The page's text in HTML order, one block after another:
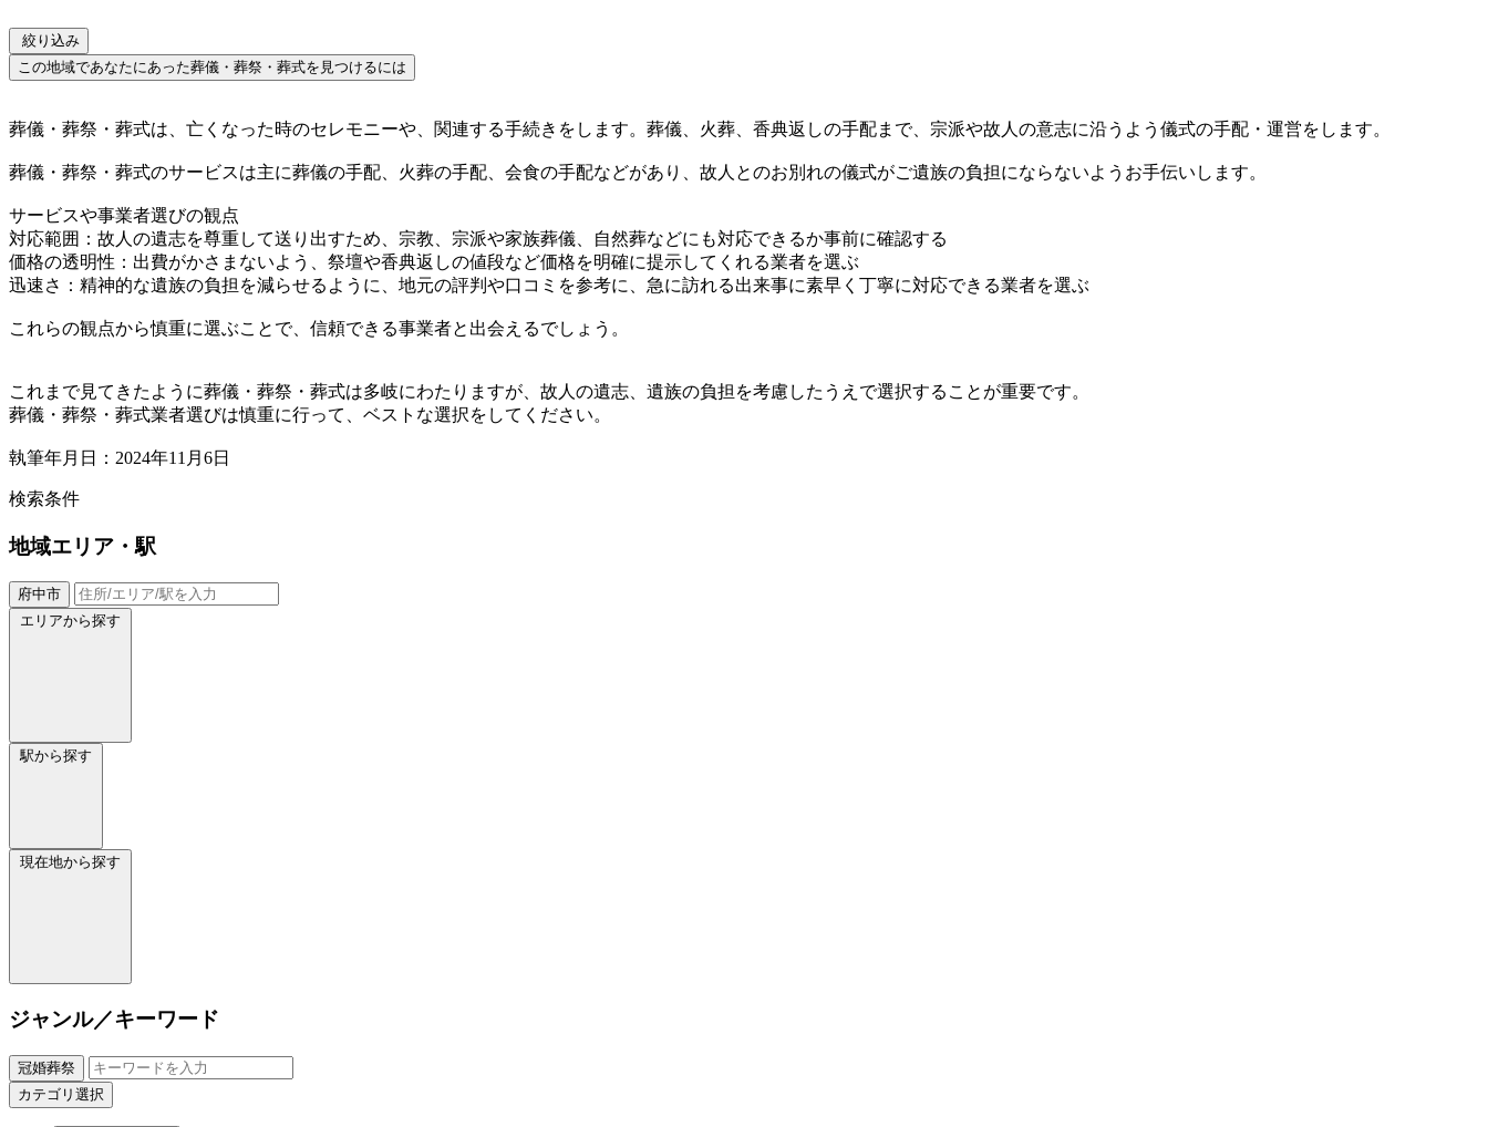
絞り込み
この地域であなたにあった葬儀・葬祭・葬式を見つけるには
葬儀・葬祭・葬式は、亡くなった時のセレモニーや、関連する手続きをします。葬儀、火葬、香典返しの手配まで、宗派や故人の意志に沿うよう儀式の手配・運営をします。
葬儀・葬祭・葬式のサービスは主に葬儀の手配、火葬の手配、会食の手配などがあり、故人とのお別れの儀式がご遺族の負担にならないようお手伝いします。
サービスや事業者選びの観点
対応範囲：故人の遺志を尊重して送り出すため、宗教、宗派や家族葬儀、自然葬などにも対応できるか事前に確認する
価格の透明性：出費がかさまないよう、祭壇や香典返しの値段など価格を明確に提示してくれる業者を選ぶ
迅速さ：精神的な遺族の負担を減らせるように、地元の評判や口コミを参考に、急に訪れる出来事に素早く丁寧に対応できる業者を選ぶ
これらの観点から慎重に選ぶことで、信頼できる事業者と出会えるでしょう。
これまで見てきたように葬儀・葬祭・葬式は多岐にわたりますが、故人の遺志、遺族の負担を考慮したうえで選択することが重要です。
葬儀・葬祭・葬式業者選びは慎重に行って、ベストな選択をしてください。
執筆年月日：2024年11月6日
検索条件
地域エリア・駅
府中市
エリアから探す
駅から探す
現在地から探す
ジャンル／キーワード
冠婚葬祭
カテゴリ選択